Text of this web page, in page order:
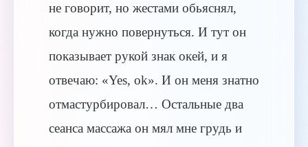
не говорит, но жестами обьяснял,
когда нужно повернуться. И тут он
показывает рукой знак окей, и я
отвечаю: «Yes, ok». И он меня знатно
отмастурбировал… Остальные два
сеанса массажа он мял мне грудь и